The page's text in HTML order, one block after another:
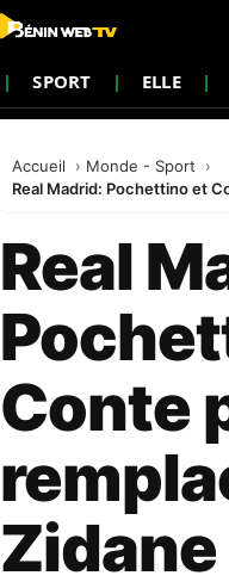
SPORT ELLE
Accueil
Monde - Sport
Real Madrid: Pochettino et
Real
Conte
Zidane